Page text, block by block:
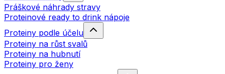
Práškové náhrady stravy
Proteinové ready to drink nápoje
Proteiny podle účelu
Proteiny na růst svalů
Proteiny na hubnutí
Proteiny pro ženy